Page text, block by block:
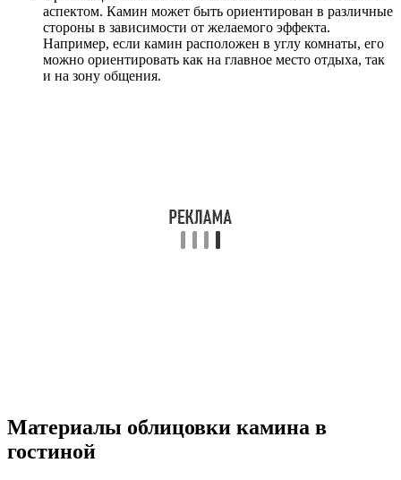
аспектом. Камин может быть ориентирован в различные
стороны в зависимости от желаемого эффекта.
Например, если камин расположен в углу комнаты, его
можно ориентировать как на главное место отдыха, так
и на зону общения.
Материалы облицовки камина в
гостиной